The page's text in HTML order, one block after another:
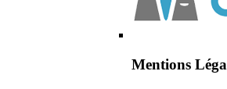
Mentions